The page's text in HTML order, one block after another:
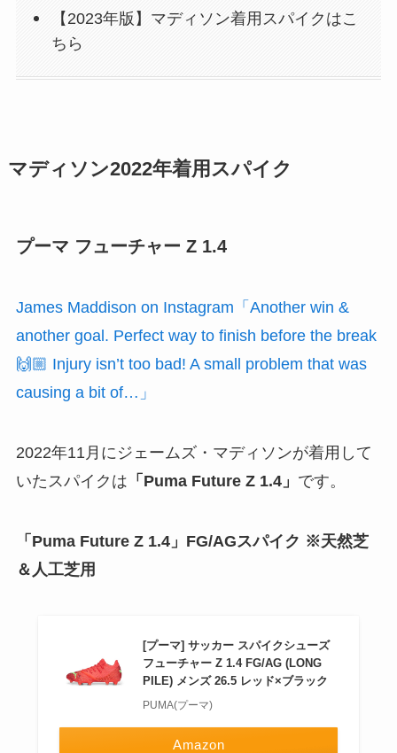
【2023年版】マディソン着用スパイクはこ
ちら
マディソン2022年着用スパイク
プーマ フューチャー Z 1.4
James Maddison on Instagram「Another win &
another goal. Perfect way to finish before the break
🙌🏼 Injury isn’t too bad! A small problem that was
causing a bit of…」
2022年11月にジェームズ・マディソンが着用して
いたスパイクは 「Puma Future Z 1.4」 です。
「Puma Future Z 1.4」FG/AGスパイク ※天然芝
＆人工芝用
[プーマ] サッカー スパイクシューズ
フューチャー Z 1.4 FG/AG (LONG
PILE) メンズ 26.5 レッド×ブラック
PUMA(プーマ)
Amazon